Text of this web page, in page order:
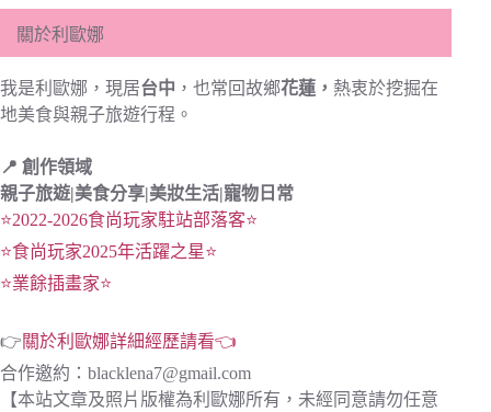
關於利歐娜
我是利歐娜，現居台中 ，也常回故鄉花蓮， 熱衷於挖掘在
地美食與親子旅遊行程。
📍 創作領域
親子旅遊|美食分享|美妝生活|寵物日常
⭐2022-2026食尚玩家駐站部落客⭐
⭐食尚玩家2025年活躍之星⭐
⭐業餘插畫家⭐
👉關於利歐娜詳細經歷請看👈
合作邀約： blacklena7@gmail.com
【本站文章及照片版權為利歐娜所有，未經同意請勿任意